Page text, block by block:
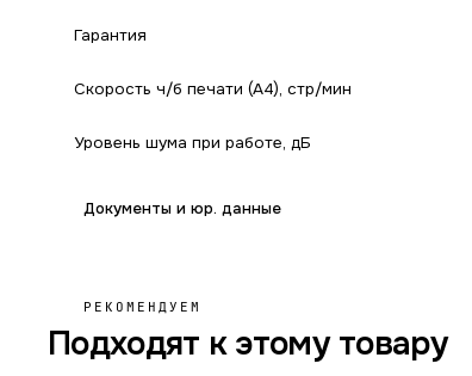
Гарантия
Скорость ч/б печати (А4), стр/мин
Уровень шума при работе, дБ
Документы и юр. данные
РЕКОМЕНДУЕМ
Подходят к этому товару